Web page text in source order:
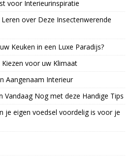
voor Interieurinspiratie
over Deze Insectenwerende
Keuken in een Luxe Paradijs?
voor uw Klimaat
Aangenaam Interieur
Vandaag Nog met deze Handige Tips
je eigen voedsel voordelig is voor je